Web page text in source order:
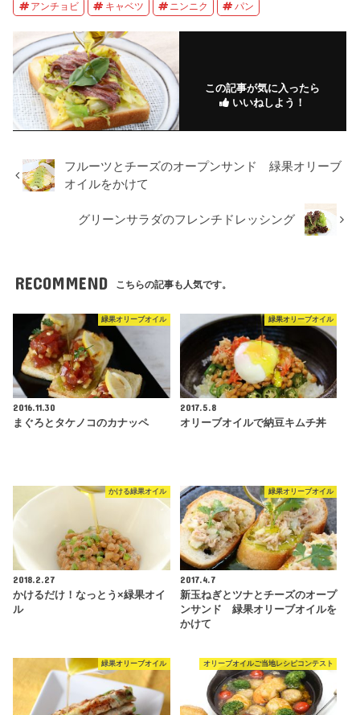
アンチョビ キャベツ ニンニク パン
この記事が気に入ったら
いいねしよう！
フルーツとチーズのオープンサンド 緑果オリーブ
オイルをかけて
グリーンサラダのフレンチドレッシング
RECOMMEND こちらの記事も人気です。
緑果オリーブオイル
2016.11.30
まぐろとタケノコのカナッペ
緑果オリーブオイル
2017.5.8
オリーブオイルで納豆キムチ丼
かける緑果オイル
2018.2.27
かけるだけ！なっとう×緑果オイ
ル
緑果オリーブオイル
2017.4.7
新玉ねぎとツナとチーズのオープ
ンサンド 緑果オリーブオイルを
かけて
緑果オリーブオイル オリーブオイルご当地レシピコンテスト